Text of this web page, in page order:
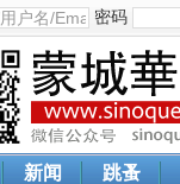
密码
新闻 跳蚤